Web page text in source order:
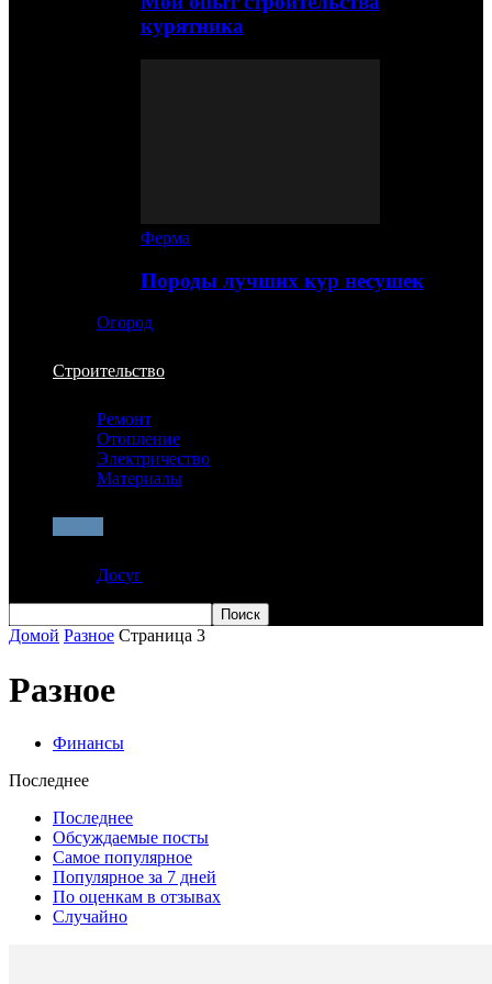
курятника
Ферма
Породы лучших кур несушек
Огород
Строительство
Ремонт
Отопление
Электричество
Материалы
Досуг
Домой Разное Страница 3
Разное
Финансы
Последнее
Последнее
Обсуждаемые посты
Самое популярное
Популярное за 7 дней
По оценкам в отзывах
Случайно